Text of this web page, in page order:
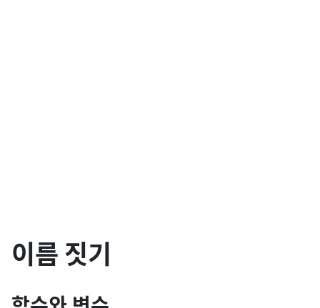
이름 짓기